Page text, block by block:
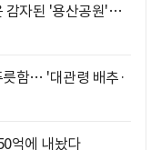
감자된 '용산공원'…
릇함… '대관령 배추·
억에 내놨다